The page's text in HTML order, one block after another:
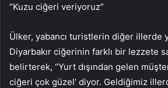
“Kuzu ciğeri veriyoruz”
Ülker, yabancı turistlerin diğer illerde
Diyarbakır ciğerinin farklı bir lezzete
belirterek, “Yurt dışından gelen
ciğeri çok güzel’ diyor. Geldiğimiz